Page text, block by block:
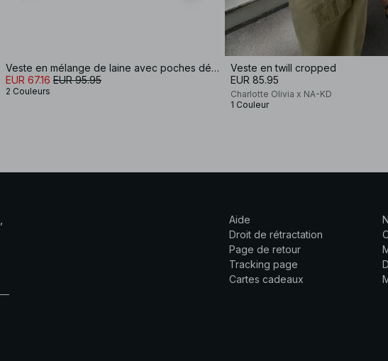
Veste en mélange de laine avec poches détaillées
EUR 67.16 EUR 95.95
2 Couleurs
Veste en twill cropped
EUR 85.95
Charlotte Olivia x NA-KD
1 Couleur
Aide
Droit de rétractation
Page de retour
Tracking page
Cartes cadeaux